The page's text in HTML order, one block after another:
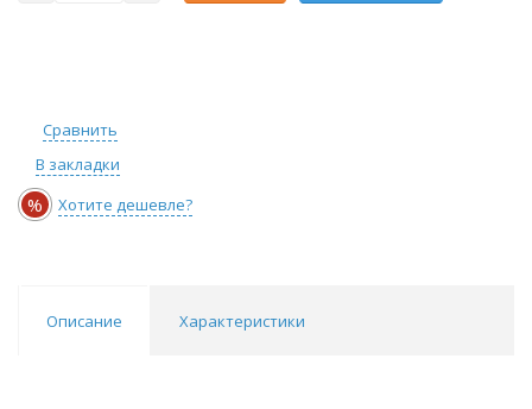
Сравнить
В закладки
% Хотите дешевле?
Описание Характеристики